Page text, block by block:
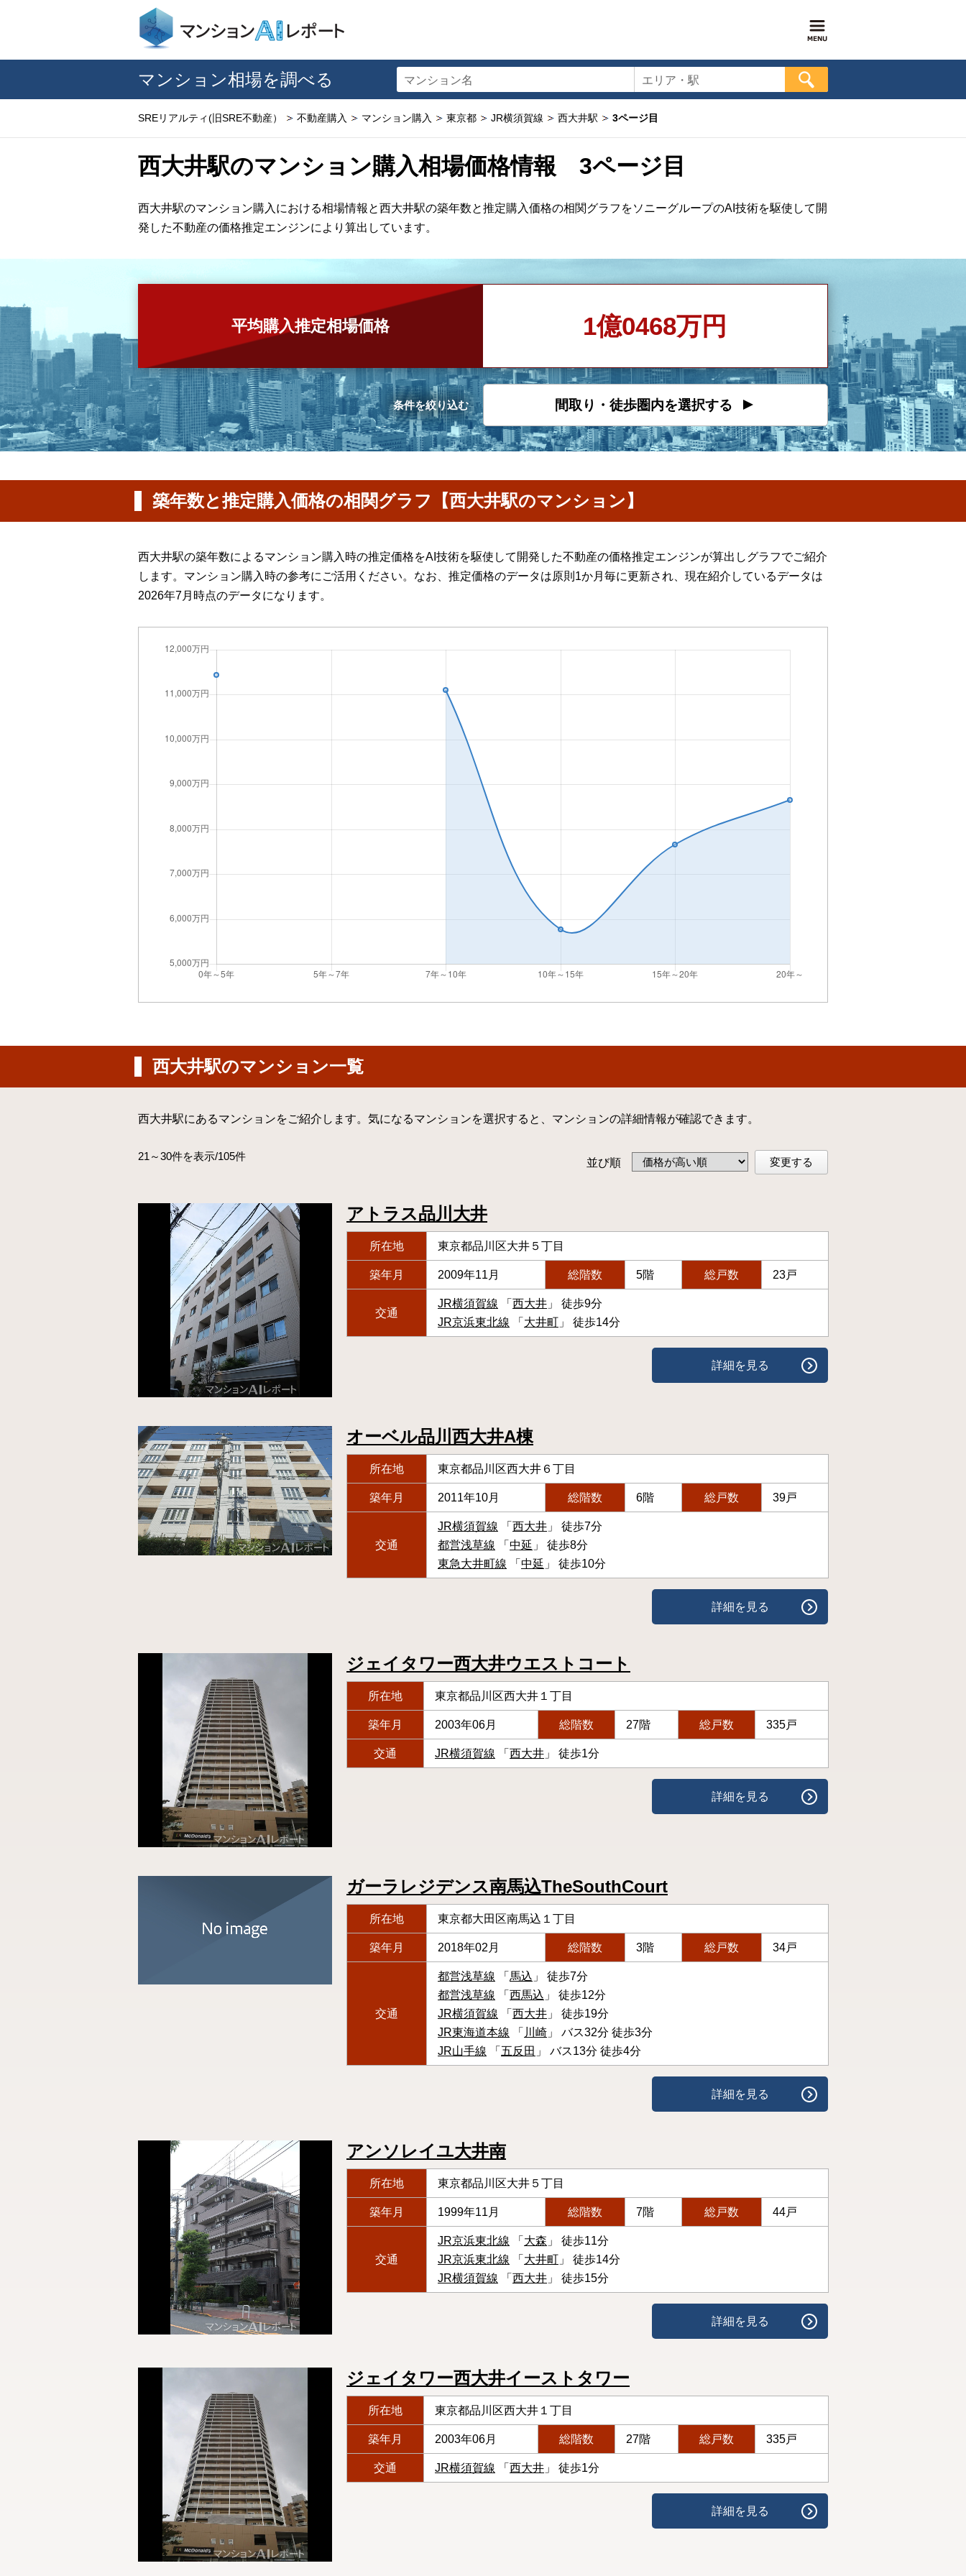
マンション相場を調べる マンション名 エリア・駅
SREリアルティ(旧SRE不動産） 不動産購入 マンション購入 東京都 JR横須賀線 西大井駅 3ページ目
西大井駅のマンション購入相場価格情報 3ページ目
西大井駅のマンション購入における相場情報と西大井駅の築年数と推定購入価格の相関グラフをソニーグループのAI技術を駆使して開
発した不動産の価格推定エンジンにより算出しています。
平均購入推定相場価格 1億0468万円
条件を絞り込む 間取り・徒歩圏内を選択する
築年数と推定購入価格の相関グラフ【西大井駅のマンション】
西大井駅の築年数によるマンション購入時の推定価格をAI技術を駆使して開発した不動産の価格推定エンジンが算出しグラフでご紹介
します。マンション購入時の参考にご活用ください。なお、推定価格のデータは原則1か月毎に更新され、現在紹介しているデータは
2026年7月時点のデータになります。
西大井駅のマンション一覧
西大井駅にあるマンションをご紹介します。気になるマンションを選択すると、マンションの詳細情報が確認できます。
21～30件を表示/105件 並び順 変更する
アトラス品川大井
所在地 東京都品川区大井５丁目
築年月 2009年11月 総階数 5階 総戸数 23戸
交通
JR横須賀線 「 西大井 」 徒歩9分
JR京浜東北線 「 大井町 」 徒歩14分
詳細を見る
オーベル品川西大井A棟
所在地 東京都品川区西大井６丁目
築年月 2011年10月 総階数 6階 総戸数 39戸
交通
JR横須賀線 「 西大井 」 徒歩7分
都営浅草線 「 中延 」 徒歩8分
東急大井町線 「 中延 」 徒歩10分
詳細を見る
ジェイタワー西大井ウエストコート
所在地 東京都品川区西大井１丁目
築年月 2003年06月 総階数 27階 総戸数 335戸
交通 JR横須賀線 「 西大井 」 徒歩1分
詳細を見る
ガーラレジデンス南馬込TheSouthCourt
所在地 東京都大田区南馬込１丁目
築年月 2018年02月 総階数 3階 総戸数 34戸
交通
都営浅草線 「 馬込 」 徒歩7分
都営浅草線 「 西馬込 」 徒歩12分
JR横須賀線 「 西大井 」 徒歩19分
JR東海道本線 「 川崎 」 バス32分 徒歩3分
JR山手線 「 五反田 」 バス13分 徒歩4分
詳細を見る
アンソレイユ大井南
所在地 東京都品川区大井５丁目
築年月 1999年11月 総階数 7階 総戸数 44戸
交通
JR京浜東北線 「 大森 」 徒歩11分
JR京浜東北線 「 大井町 」 徒歩14分
JR横須賀線 「 西大井 」 徒歩15分
詳細を見る
ジェイタワー西大井イーストタワー
所在地 東京都品川区西大井１丁目
築年月 2003年06月 総階数 27階 総戸数 335戸
交通 JR横須賀線 「 西大井 」 徒歩1分
詳細を見る